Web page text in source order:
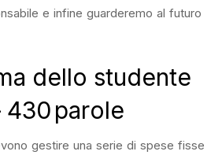
e infine guarderemo al futuro
dello studente
parole
gestire una serie di spese fisse